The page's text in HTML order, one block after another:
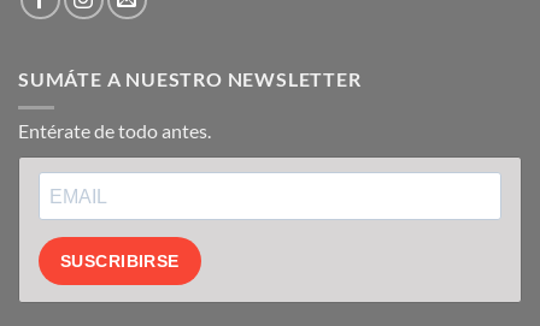
SUMÁTE A NUESTRO NEWSLETTER
Entérate de todo antes.
SUSCRIBIRSE